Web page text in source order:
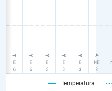
Temperatura